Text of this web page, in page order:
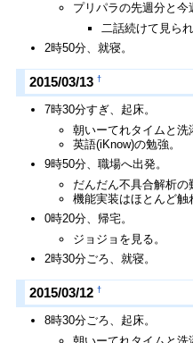
プリパラの先週分と今
二話続けて見ら
2時50分、就寝。
2015/03/13 †
7時30分すぎ、起床。
朝いーてれタイムと洗
英語(iKnow)の勉強。
9時50分、職場へ出発。
だんだん不具合解析の
機能実装はほとんど触
0時20分、帰宅。
ジョジョを見る。
2時30分ごろ、就寝。
2015/03/12 †
8時30分ごろ、起床。